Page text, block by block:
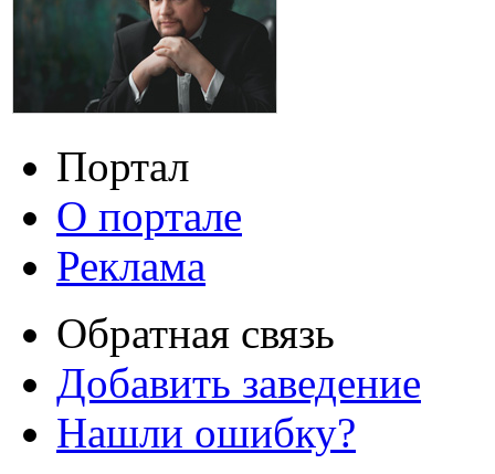
Портал
О портале
Реклама
Обратная связь
Добавить заведение
Нашли ошибку?